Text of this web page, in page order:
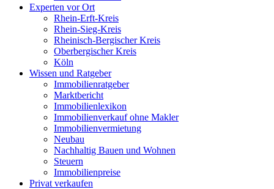
Experten vor Ort
Rhein-Erft-Kreis
Rhein-Sieg-Kreis
Rheinisch-Bergischer Kreis
Oberbergischer Kreis
Köln
Wissen und Ratgeber
Immobilienratgeber
Marktbericht
Immobilienlexikon
Immobilienverkauf ohne Makler
Immobilienvermietung
Neubau
Nachhaltig Bauen und Wohnen
Steuern
Immobilienpreise
Privat verkaufen